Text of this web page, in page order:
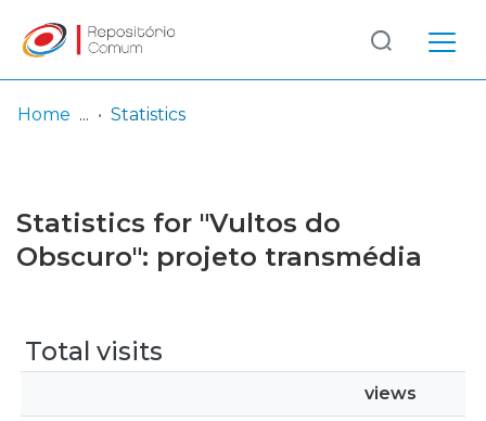
Browse repository
Log
In
(current)
Home Statistics
Statistics for "Vultos do
Obscuro": projeto transmédia
Total visits
views